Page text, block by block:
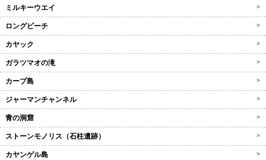
ミルキーウエイ >
ロングビーチ >
カヤック >
ガラツマオの滝 >
カープ島 >
ジャーマンチャンネル >
青の洞窟 >
ストーンモノリス（石柱遺跡） >
カヤンゲル島 >